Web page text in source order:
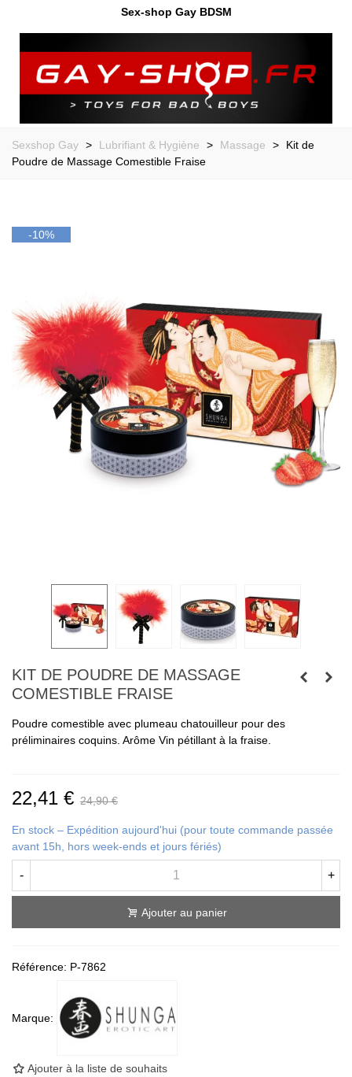
Sex-shop Gay BDSM
Sexshop Gay > Lubrifiant & Hygiène > Massage >
Kit de
Poudre de Massage Comestible Fraise
-10%
KIT DE POUDRE DE MASSAGE
COMESTIBLE FRAISE
Poudre comestible avec plumeau chatouilleur pour des
préliminaires coquins. Arôme Vin pétillant à la fraise.
22,41 € 24,90 €
En stock – Expédition aujourd'hui (pour toute commande passée
avant 15h, hors week-ends et jours fériés)
- +
Ajouter au panier
Référence: P-7862
Marque:
Ajouter à la liste de souhaits